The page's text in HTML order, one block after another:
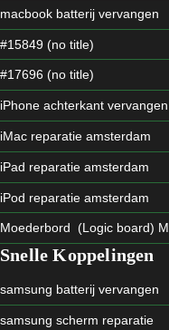
macbook batterij vervangen
#15849 (no title)
#17696 (no title)
iPhone achterkant
iMac reparatie amsterdam
iPad reparatie amsterdam
iPod reparatie amsterdam
Moederbord (Logic board)
Snelle Koppelingen
samsung batterij vervangen
samsung scherm reparatie